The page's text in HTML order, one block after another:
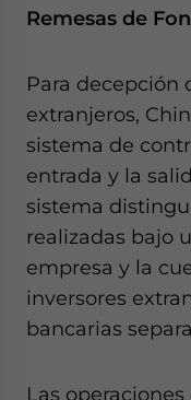
Remesas de
Para decepción
extranjeros,
sistema de
entrada y la
sistema
realizadas bajo
empresa y la
inversores
bancarias
Las